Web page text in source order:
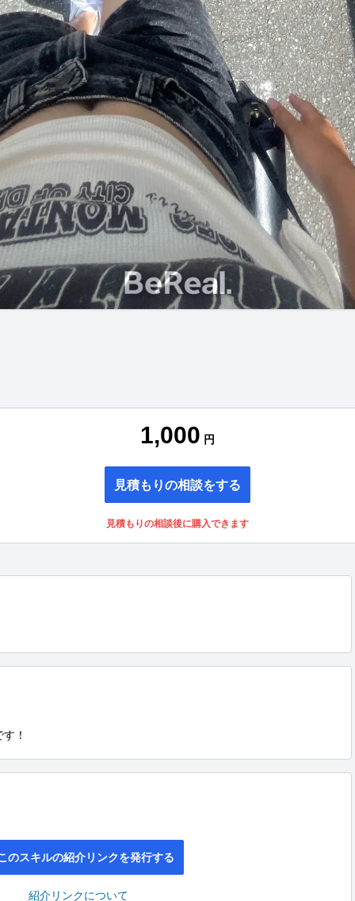
1,000 円
見積もりの相談をする
見積もりの相談後に購入できます
！
のスキルの紹介リンクを発行する
紹介リンクについて